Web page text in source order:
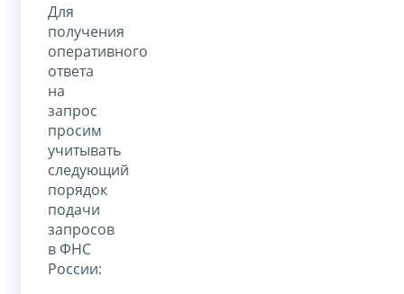
Для
получения
оперативного
ответа
на
запрос
просим
учитывать
следующий
порядок
подачи
запросов
в ФНС
России: